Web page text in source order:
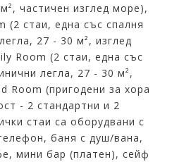
частичен изглед море),
(2 стаи, една със спалня
27 - 30 м², изглед
Room (2 стаи, една със
легла, 27 - 30 м²,
Room (пригодени за хора
- 2 стандартни и 2
стаи са оборудвани с
баня с душ/вана,
мини бар (платен), сейф